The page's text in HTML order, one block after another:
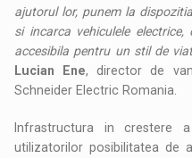
ajutorul lor, punem la
si incarca vehiculele
accesibila pentru un stil de
Lucian Ene, director de
Schneider Electric Romania.
Infrastructura in crestere
utilizatorilor posibilitatea de